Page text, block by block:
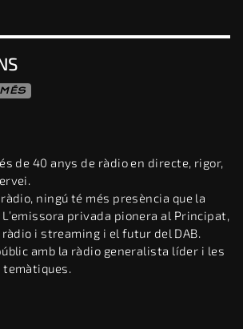
de 40 anys de ràdio en directe, rigor,
ningú té més presència que la
L’emissora privada pionera al Principat,
i streaming i el futur del DAB.
amb la ràdio generalista líder i les